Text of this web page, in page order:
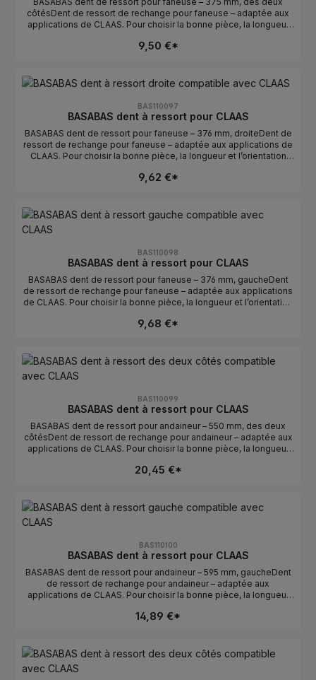
côtésDent de ressort de rechange pour faneuse – adaptée aux
applications de CLAAS. Pour choisir la bonne pièce, la longueur
rapide en cas de dents usées ou cassées.Données
sélectionComparer avec l’ancienne pièce : la longueur et la
courbure/l’orientation doivent correspondre.Vérifier
gauche/droite : des deux côtés détermine la position de
montage.Numéros OE : se trouvent dans l’onglet Numéros OE.
9,50 €*
BAS110097
BASABAS dent à ressort pour CLAAS
BASABAS dent de ressort pour faneuse – 376 mm, droiteDent de
ressort de rechange pour faneuse – adaptée aux applications de
CLAAS. Pour choisir la bonne pièce, la longueur et l’orientation
de dents usées ou cassées.Données techniquesLongueur : 376
la longueur et la courbure/l’orientation doivent
correspondre.Vérifier gauche/droite : droite détermine la position
de montage.Numéros OE : se trouvent dans l’onglet Numéros OE.
9,62 €*
BAS110098
BASABAS dent à ressort pour CLAAS
BASABAS dent de ressort pour faneuse – 376 mm, gaucheDent
de ressort de rechange pour faneuse – adaptée aux applications
de CLAAS. Pour choisir la bonne pièce, la longueur et l’orientation
de dents usées ou cassées.Données techniquesLongueur : 376
la longueur et la courbure/l’orientation doivent
correspondre.Vérifier gauche/droite : gauche détermine la
position de montage.Numéros OE : se trouvent dans l’onglet
9,68 €*
BAS110099
BASABAS dent à ressort pour CLAAS
BASABAS dent de ressort pour andaineur – 550 mm, des deux
côtésDent de ressort de rechange pour andaineur – adaptée aux
applications de CLAAS. Pour choisir la bonne pièce, la longueur
rapide en cas de dents usées ou cassées.Données
sélectionComparer avec l’ancienne pièce : la longueur et la
courbure/l’orientation doivent correspondre.Vérifier
gauche/droite : des deux côtés détermine la position de
20,45 €*
BAS110100
BASABAS dent à ressort pour CLAAS
BASABAS dent de ressort pour andaineur – 595 mm, gaucheDent
de ressort de rechange pour andaineur – adaptée aux
applications de CLAAS. Pour choisir la bonne pièce, la longueur
rapide en cas de dents usées ou cassées.Données
avec l’ancienne pièce : la longueur et la courbure/l’orientation
doivent correspondre.Vérifier gauche/droite : gauche détermine
la position de montage.Numéros OE : se trouvent dans l’onglet
14,89 €*